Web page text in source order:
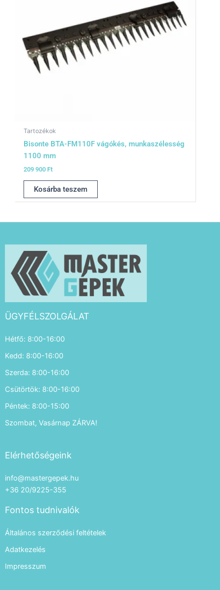
Tartozékok
Bisonte BTA-FM110F vágókés, munkaszélesség
1100 mm
209 900 Ft
Kosárba teszem
ÜGYFÉLSZOLGÁLAT
Hétfő: 8:00-16:00
Kedd: 8:00-16:00
Szerda: 8:00-16:00
Csütörtök: 8:00-16:00
Péntek: 8:00-15:00
Szombat, Vasárnap ZÁRVA!
Elérhetőségeink
info@mastergepek.hu
+36 20/9225-355
Fontos tudnivalók
Általános szerződési feltételek
Adatkezelés
Impresszum